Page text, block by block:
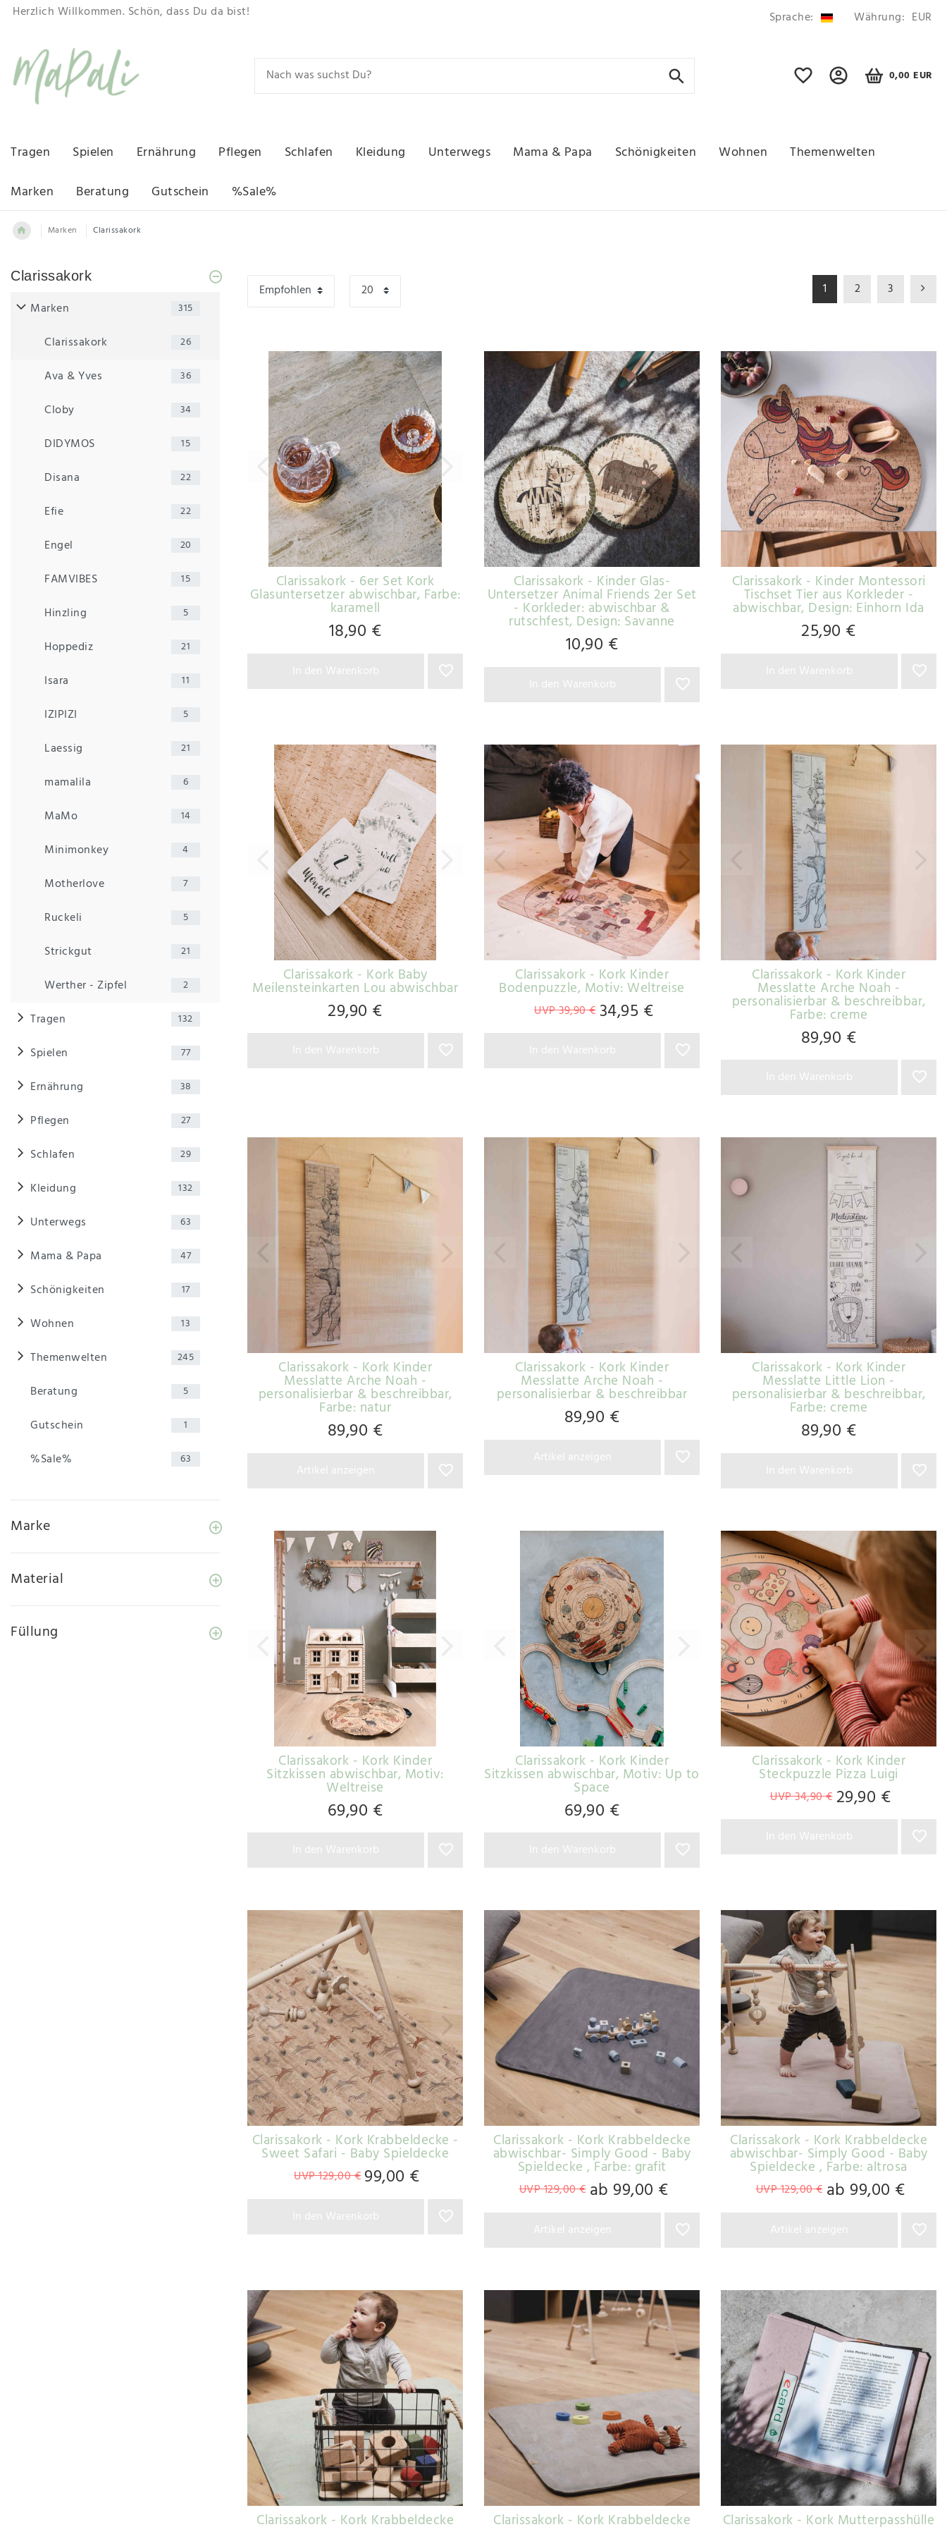
Herzlich Willkommen. Schön, dass Du da bist! Sprache: Währung: EUR
0,00 EUR
Tragen Spielen Ernährung Pflegen Schlafen Kleidung Unterwegs Mama & Papa Schönigkeiten Wohnen
Themenwelten
Marken
Beratung Gutschein %Sale%
Marken Clarissakork
Clarissakork
Marken 315
Clarissakork 26
Ava & Yves 36
Cloby 34
DIDYMOS 15
Disana 22
Efie 22
Engel 20
FAMVIBES 15
Hinzling 5
Hoppediz 21
Isara 11
IZIPIZI 5
Laessig 21
mamalila 6
MaMo 14
Minimonkey 4
Motherlove 7
Ruckeli 5
Strickgut 21
Werther - Zipfel 2
Tragen 132
Spielen 77
Ernährung 38
Pflegen 27
Schlafen 29
Kleidung 132
Unterwegs 63
Mama & Papa 47
Schönigkeiten 17
Wohnen 13
Themenwelten 245
Beratung 5
Gutschein 1
%Sale% 63
Marke
Material
Füllung
1 2 3
Clarissakork - 6er Set Kork
Glasuntersetzer abwischbar, Farbe:
karamell
18,90 €
Clarissakork - Kinder Glas-
Untersetzer Animal Friends 2er Set
- Korkleder: abwischbar &
rutschfest, Design: Savanne
10,90 €
Clarissakork - Kinder Montessori
Tischset Tier aus Korkleder -
abwischbar, Design: Einhorn Ida
25,90 €
Clarissakork - Kork Baby
Meilensteinkarten Lou abwischbar
29,90 €
Clarissakork - Kork Kinder
Bodenpuzzle, Motiv: Weltreise
UVP 39,90 € 34,95 €
Clarissakork - Kork Kinder
Messlatte Arche Noah -
personalisierbar & beschreibbar,
Farbe: creme
89,90 €
Clarissakork - Kork Kinder
Messlatte Arche Noah -
personalisierbar & beschreibbar,
Farbe: natur
89,90 €
Clarissakork - Kork Kinder
Messlatte Arche Noah -
personalisierbar & beschreibbar
89,90 €
Clarissakork - Kork Kinder
Messlatte Little Lion -
personalisierbar & beschreibbar,
Farbe: creme
89,90 €
Clarissakork - Kork Kinder
Sitzkissen abwischbar, Motiv:
Weltreise
69,90 €
Clarissakork - Kork Kinder
Sitzkissen abwischbar, Motiv: Up to
Space
69,90 €
Clarissakork - Kork Kinder
Steckpuzzle Pizza Luigi
UVP 34,90 € 29,90 €
Clarissakork - Kork Krabbeldecke -
Sweet Safari - Baby Spieldecke
UVP 129,00 €99,00 €
Clarissakork - Kork Krabbeldecke
abwischbar- Simply Good - Baby
Spieldecke , Farbe: grafit
UVP 129,00 € ab 99,00 €
Clarissakork - Kork Krabbeldecke
abwischbar- Simply Good - Baby
Spieldecke , Farbe: altrosa
UVP 129,00 € ab 99,00 €
Clarissakork - Kork Krabbeldecke Clarissakork - Kork Krabbeldecke Clarissakork - Kork Mutterpasshülle